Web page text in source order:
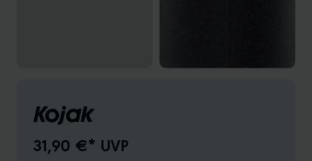
Kojak
31,90 €* UVP